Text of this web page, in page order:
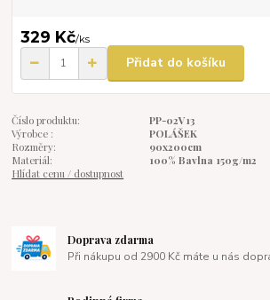
329 Kč/ks
Přidat do košíku
Číslo produktu:
PP-02V13
Výrobce :
POLÁŠEK
Rozměry:
90x200cm
Materiál:
100% Bavlna 150g/m2
Hlídat cenu / dostupnost
Doprava zdarma
Při nákupu od 2900 Kč máte u nás